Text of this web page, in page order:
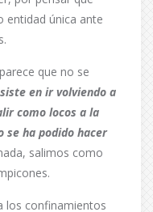
entidad única ante
que no se
en ir volviendo a
como locos a la
se ha podido hacer
salimos como
los confinamientos